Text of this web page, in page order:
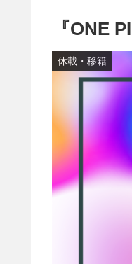
『ONE
休載・移籍